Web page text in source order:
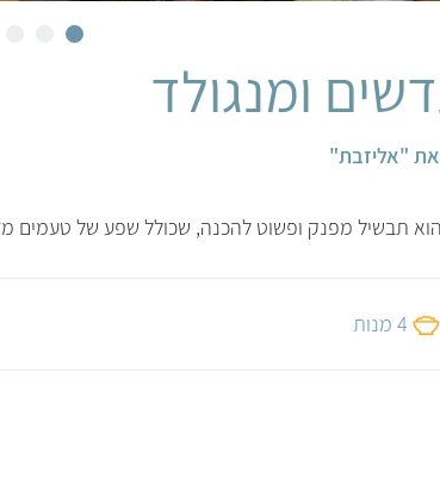
ומנגולד
"אליזבת"
תבשיל מפנק ופשוט להכנה, שכולל שפע של טעמים
4 מנות